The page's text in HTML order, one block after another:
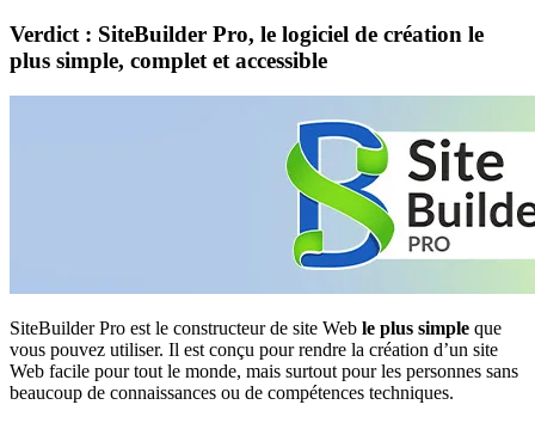
Verdict : SiteBuilder Pro, le logiciel de création le
plus simple, complet et accessible
SiteBuilder Pro est le constructeur de site Web le plus simple que
vous pouvez utiliser. Il est conçu pour rendre la création d’un site
Web facile pour tout le monde, mais surtout pour les personnes sans
beaucoup de connaissances ou de compétences techniques.